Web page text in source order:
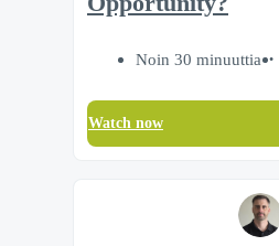
Noin 30 minuuttia
Watch now